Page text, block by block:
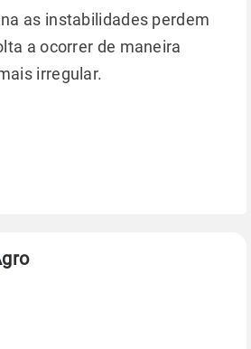
as instabilidades perdem
a ocorrer de maneira
irregular.